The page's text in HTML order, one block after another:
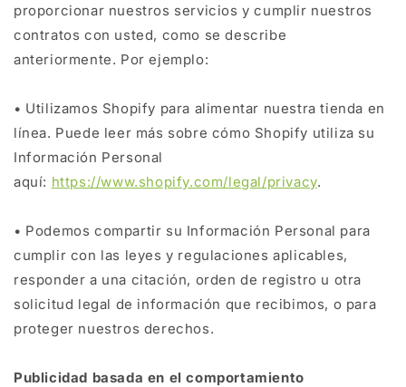
proporcionar nuestros servicios y cumplir nuestros
contratos con usted, como se describe
anteriormente. Por ejemplo:
• Utilizamos Shopify para alimentar nuestra tienda en
línea. Puede leer más sobre cómo Shopify utiliza su
Información Personal
aquí: https://www.shopify.com/legal/privacy.
• Podemos compartir su Información Personal para
cumplir con las leyes y regulaciones aplicables,
responder a una citación, orden de registro u otra
solicitud legal de información que recibimos, o para
proteger nuestros derechos.
Publicidad basada en el comportamiento